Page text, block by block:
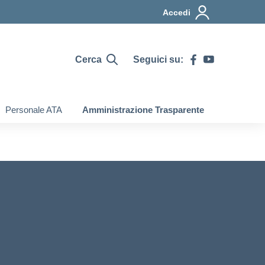
Accedi
Cerca Seguici su:
Personale ATA Amministrazione Trasparente